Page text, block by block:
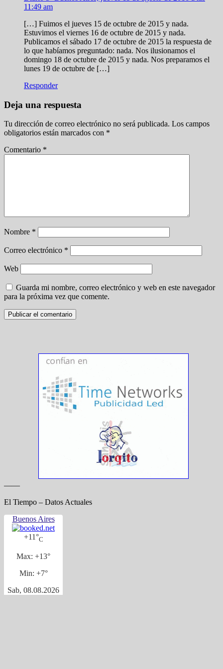
11:49 am
[…] Fuimos el jueves 15 de octubre de 2015 y nada.
Estuvimos el viernes 16 de octubre de 2015 y nada.
Publicamos el sábado 17 de octubre de 2015 la respuesta de
lo que habíamos preguntado: nada. Nos ilusionamos el
domingo 18 de octubre de 2015 y nada. Nos preparamos el
lunes 19 de octubre de […]
Responder
Deja una respuesta
Tu dirección de correo electrónico no será publicada. Los campos
obligatorios están marcados con *
Comentario *
Nombre *
Correo electrónico *
Web
Guarda mi nombre, correo electrónico y web en este navegador
para la próxima vez que comente.
——
El Tiempo – Datos Actuales
Buenos Aires
+11°C
Max: +13°
Min: +7°
Sab, 08.08.2026